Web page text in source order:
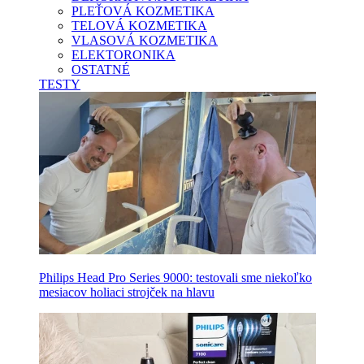
PLEŤOVÁ KOZMETIKA
TELOVÁ KOZMETIKA
VLASOVÁ KOZMETIKA
ELEKTORONIKA
OSTATNÉ
TESTY
Philips Head Pro Series 9000: testovali sme niekoľko
mesiacov holiaci strojček na hlavu